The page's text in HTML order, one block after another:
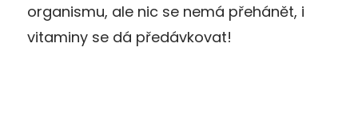
organismu, ale nic se nemá přehánět, i
vitaminy se dá předávkovat!